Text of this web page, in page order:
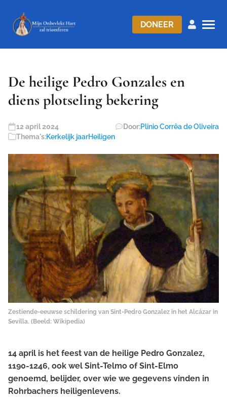
DONEER
De heilige Pedro Gonzales en
diens plotseling bekering
12 april 2024 Door:Plinio Corrêa de Oliveira
Thema's:Kerkelijk jaarHeiligen
Zestiende-eeuwse schildering van Sint-Pedro Gonzalez in het Alcázar in
Sevilla. (Beeld: Wikipedia)
14 april is het feest van de heilige Pedro Gonzalez,
1190-1246, ook wel Sint-Telmo of Sint-Elmo
genoemd, belijder, over wie we gegevens vinden in
Rohrbachers heiligenlevens.